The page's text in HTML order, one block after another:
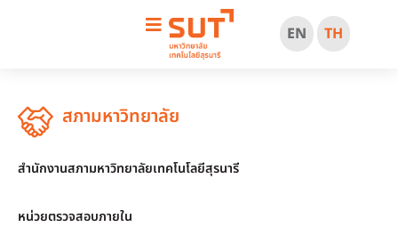
EN TH
สภามหาวิทยาลัย
สำนักงานสภามหาวิทยาลัยเทคโนโลยีสุรนารี
หน่วยตรวจสอบภายใน